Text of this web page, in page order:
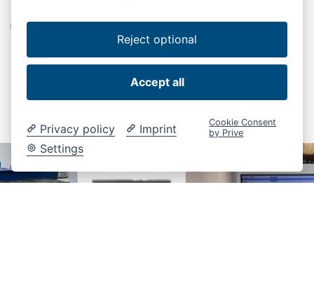
Læssebagsmæk Reservedele Service
Reject optional
Accept all
Privacy policy
Imprint
Settings
Cookie Consent
by Prive